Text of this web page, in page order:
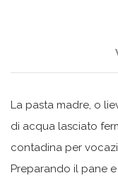
La pasta madre, o
di acqua lasciato
contadina per
Preparando il pane